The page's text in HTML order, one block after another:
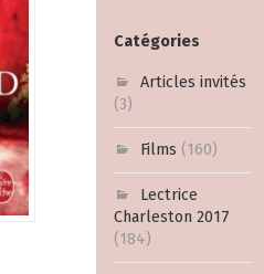
Catégories
Articles invités
(3)
Films (160)
Lectrice
Charleston 2017
(184)